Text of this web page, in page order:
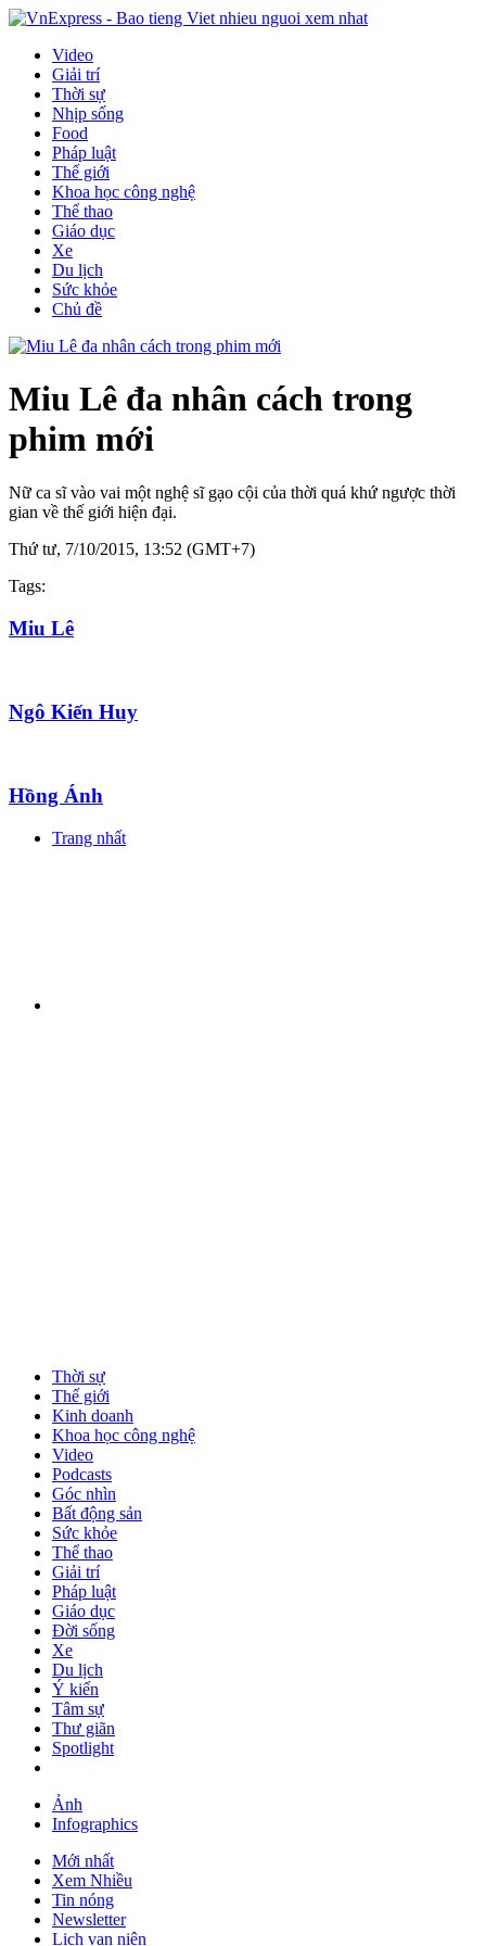
Video
Giải trí
Thời sự
Nhịp sống
Food
Pháp luật
Thế giới
Khoa học công nghệ
Thể thao
Giáo dục
Xe
Du lịch
Sức khỏe
Chủ đề
Miu Lê đa nhân cách trong
phim mới
Nữ ca sĩ vào vai một nghệ sĩ gạo cội của thời quá khứ ngược thời
gian về thế giới hiện đại.
Thứ tư, 7/10/2015, 13:52 (GMT+7)
Tags:
Miu Lê
Ngô Kiến Huy
Hồng Ánh
Trang nhất
Thời sự
Thế giới
Kinh doanh
Khoa học công nghệ
Video
Podcasts
Góc nhìn
Bất động sản
Sức khỏe
Thể thao
Giải trí
Pháp luật
Giáo dục
Đời sống
Xe
Du lịch
Ý kiến
Tâm sự
Thư giãn
Spotlight
Ảnh
Infographics
Mới nhất
Xem Nhiều
Tin nóng
Newsletter
Lịch vạn niên